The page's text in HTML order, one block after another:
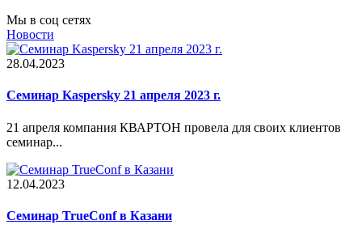
Мы в соц сетях
Новости
28.04.2023
Семинар Kaspersky 21 апреля 2023 г.
21 апреля компания КВАРТОН провела для своих клиентов
семинар...
12.04.2023
Cеминар TrueConf в Казани